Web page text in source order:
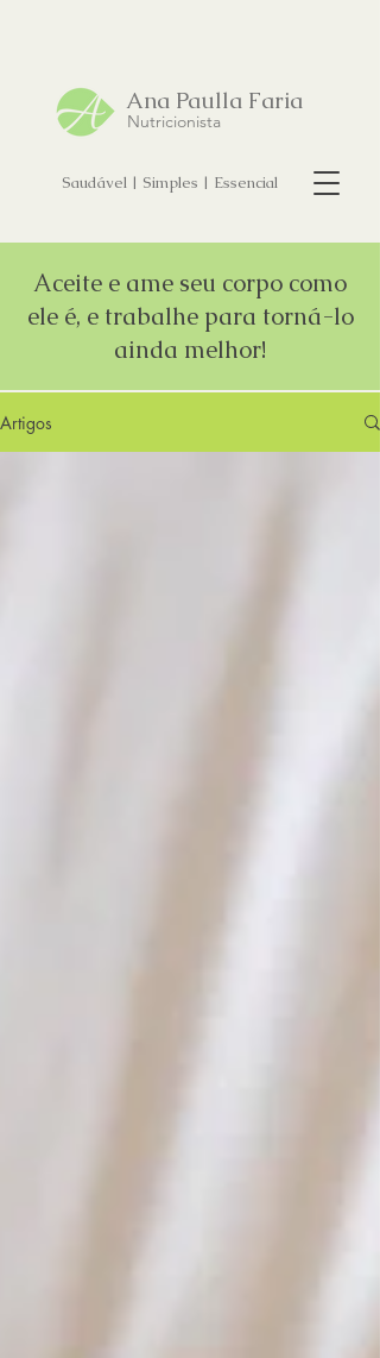
Aceite e ame seu corpo como
ele é, e trabalhe para torná-lo
ainda melhor!
Saudável | Simples | Essencial
Ana Paulla Faria
Nutricionista
Artigos